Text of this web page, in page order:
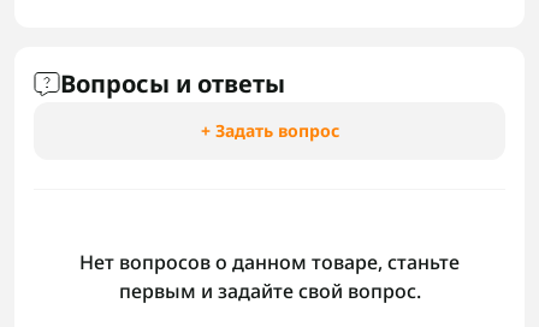
Вопросы и ответы
+ Задать вопрос
Нет вопросов о данном товаре, станьте
первым и задайте свой вопрос.